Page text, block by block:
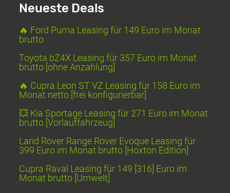
Neueste Deals
🔥 Ford Puma Leasing für 149 Euro im Monat
brutto
Toyota bZ4X Leasing für 357 Euro im Monat
brutto [ohne Anzahlung]
🔥 Cupra Leon ST VZ Leasing für 158 Euro im
Monat netto [frei konfigurierbar]
💥 Kia Sportage Leasing für 271 Euro im Monat
brutto [Vorlauffahrzeug]
Land Rover Range Rover Evoque Leasing für
399 Euro im Monat brutto [Hoxton Edition]
Cupra Raval Leasing für 149 [316] Euro im
Monat brutto [Umwelt]